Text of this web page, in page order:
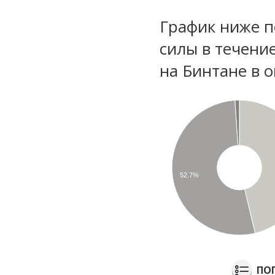
График ниже
силы в
на Бинтане в
52.7%